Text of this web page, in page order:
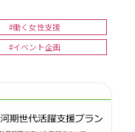
#働く女性支援
#イベント企画